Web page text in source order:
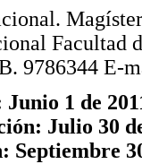
Facultad
9786344 E-
1 de
Julio 30
Septiembre